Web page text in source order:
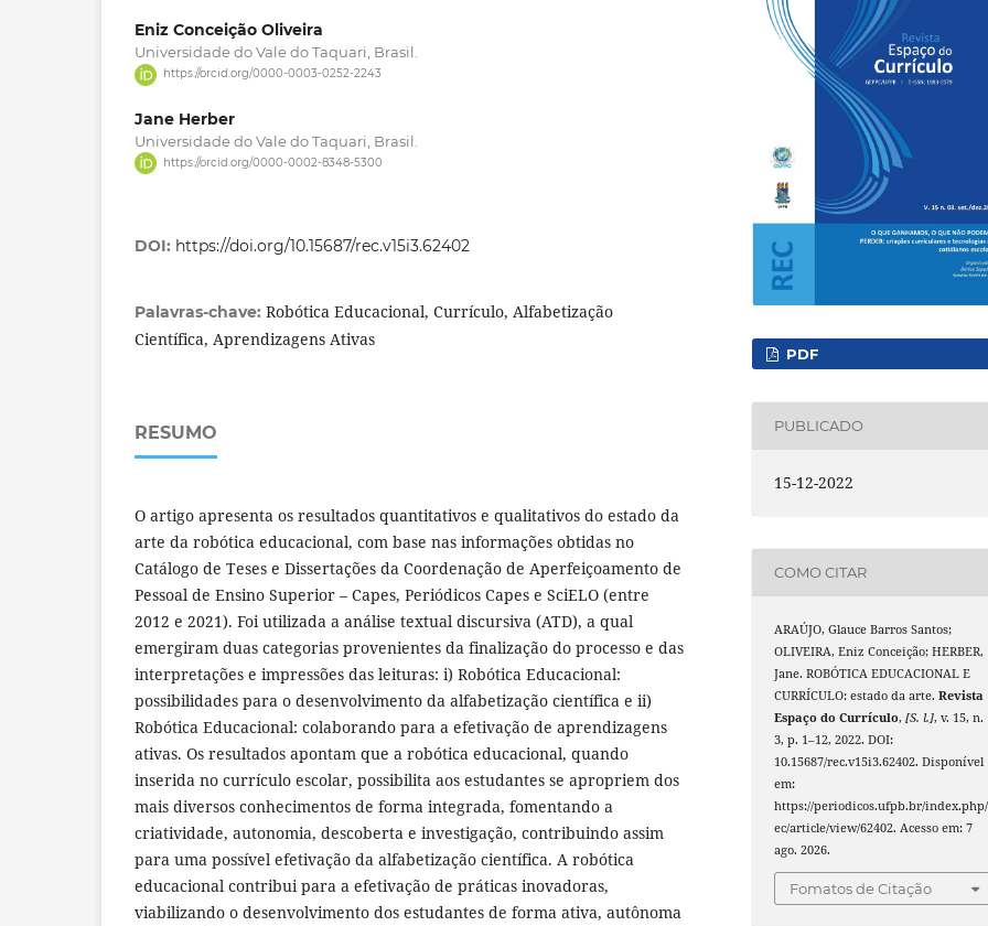
Eniz Conceição Oliveira
Universidade do Vale do Taquari, Brasil.
https://orcid.org/0000-0003-0252-2243
Jane Herber
Universidade do Vale do Taquari, Brasil.
https://orcid.org/0000-0002-8348-5300
DOI: https://doi.org/10.15687/rec.v15i3.62402
Palavras-chave: Robótica Educacional, Currículo, Alfabetização
Científica, Aprendizagens Ativas
RESUMO
O artigo apresenta os resultados quantitativos e qualitativos do estado da
arte da robótica educacional, com base nas informações obtidas no
Catálogo de Teses e Dissertações da Coordenação de Aperfeiçoamento de
Pessoal de Ensino Superior – Capes, Periódicos Capes e SciELO (entre
2012 e 2021). Foi utilizada a análise textual discursiva (ATD), a qual
emergiram duas categorias provenientes da finalização do processo e das
interpretações e impressões das leituras: i) Robótica Educacional:
possibilidades para o desenvolvimento da alfabetização científica e ii)
Robótica Educacional: colaborando para a efetivação de aprendizagens
ativas. Os resultados apontam que a robótica educacional, quando
inserida no currículo escolar, possibilita aos estudantes se apropriem dos
mais diversos conhecimentos de forma integrada, fomentando a
criatividade, autonomia, descoberta e investigação, contribuindo assim
para uma possível efetivação da alfabetização científica. A robótica
educacional contribui para a efetivação de práticas inovadoras,
viabilizando o desenvolvimento dos estudantes de forma ativa, autônoma
PDF
PUBLICADO
15-12-2022
COMO CITAR
ARAÚJO, Glauce Barros Santos;
OLIVEIRA, Eniz Conceição; HERBER,
Jane. ROBÓTICA EDUCACIONAL E
CURRÍCULO: estado da arte.Revista
Espaço do Currículo,[S. l.], v. 15, n.
3, p. 1–12, 2022. DOI:
10.15687/rec.v15i3.62402. Disponível
em:
https://periodicos.ufpb.br/
ec/article/view/62402. Acesso em: 7
ago. 2026.
Fomatos de Citação